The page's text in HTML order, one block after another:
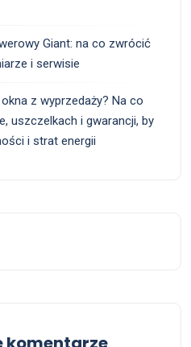
Giant: na co zwrócić
i serwisie
z wyprzedaży? Na co
uszczelkach i gwarancji, by
i strat energii